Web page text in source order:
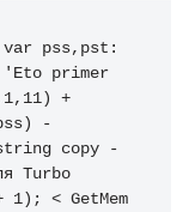
var pss,pst:
primer
+
-
string copy -
Turbo
1); < GetMem